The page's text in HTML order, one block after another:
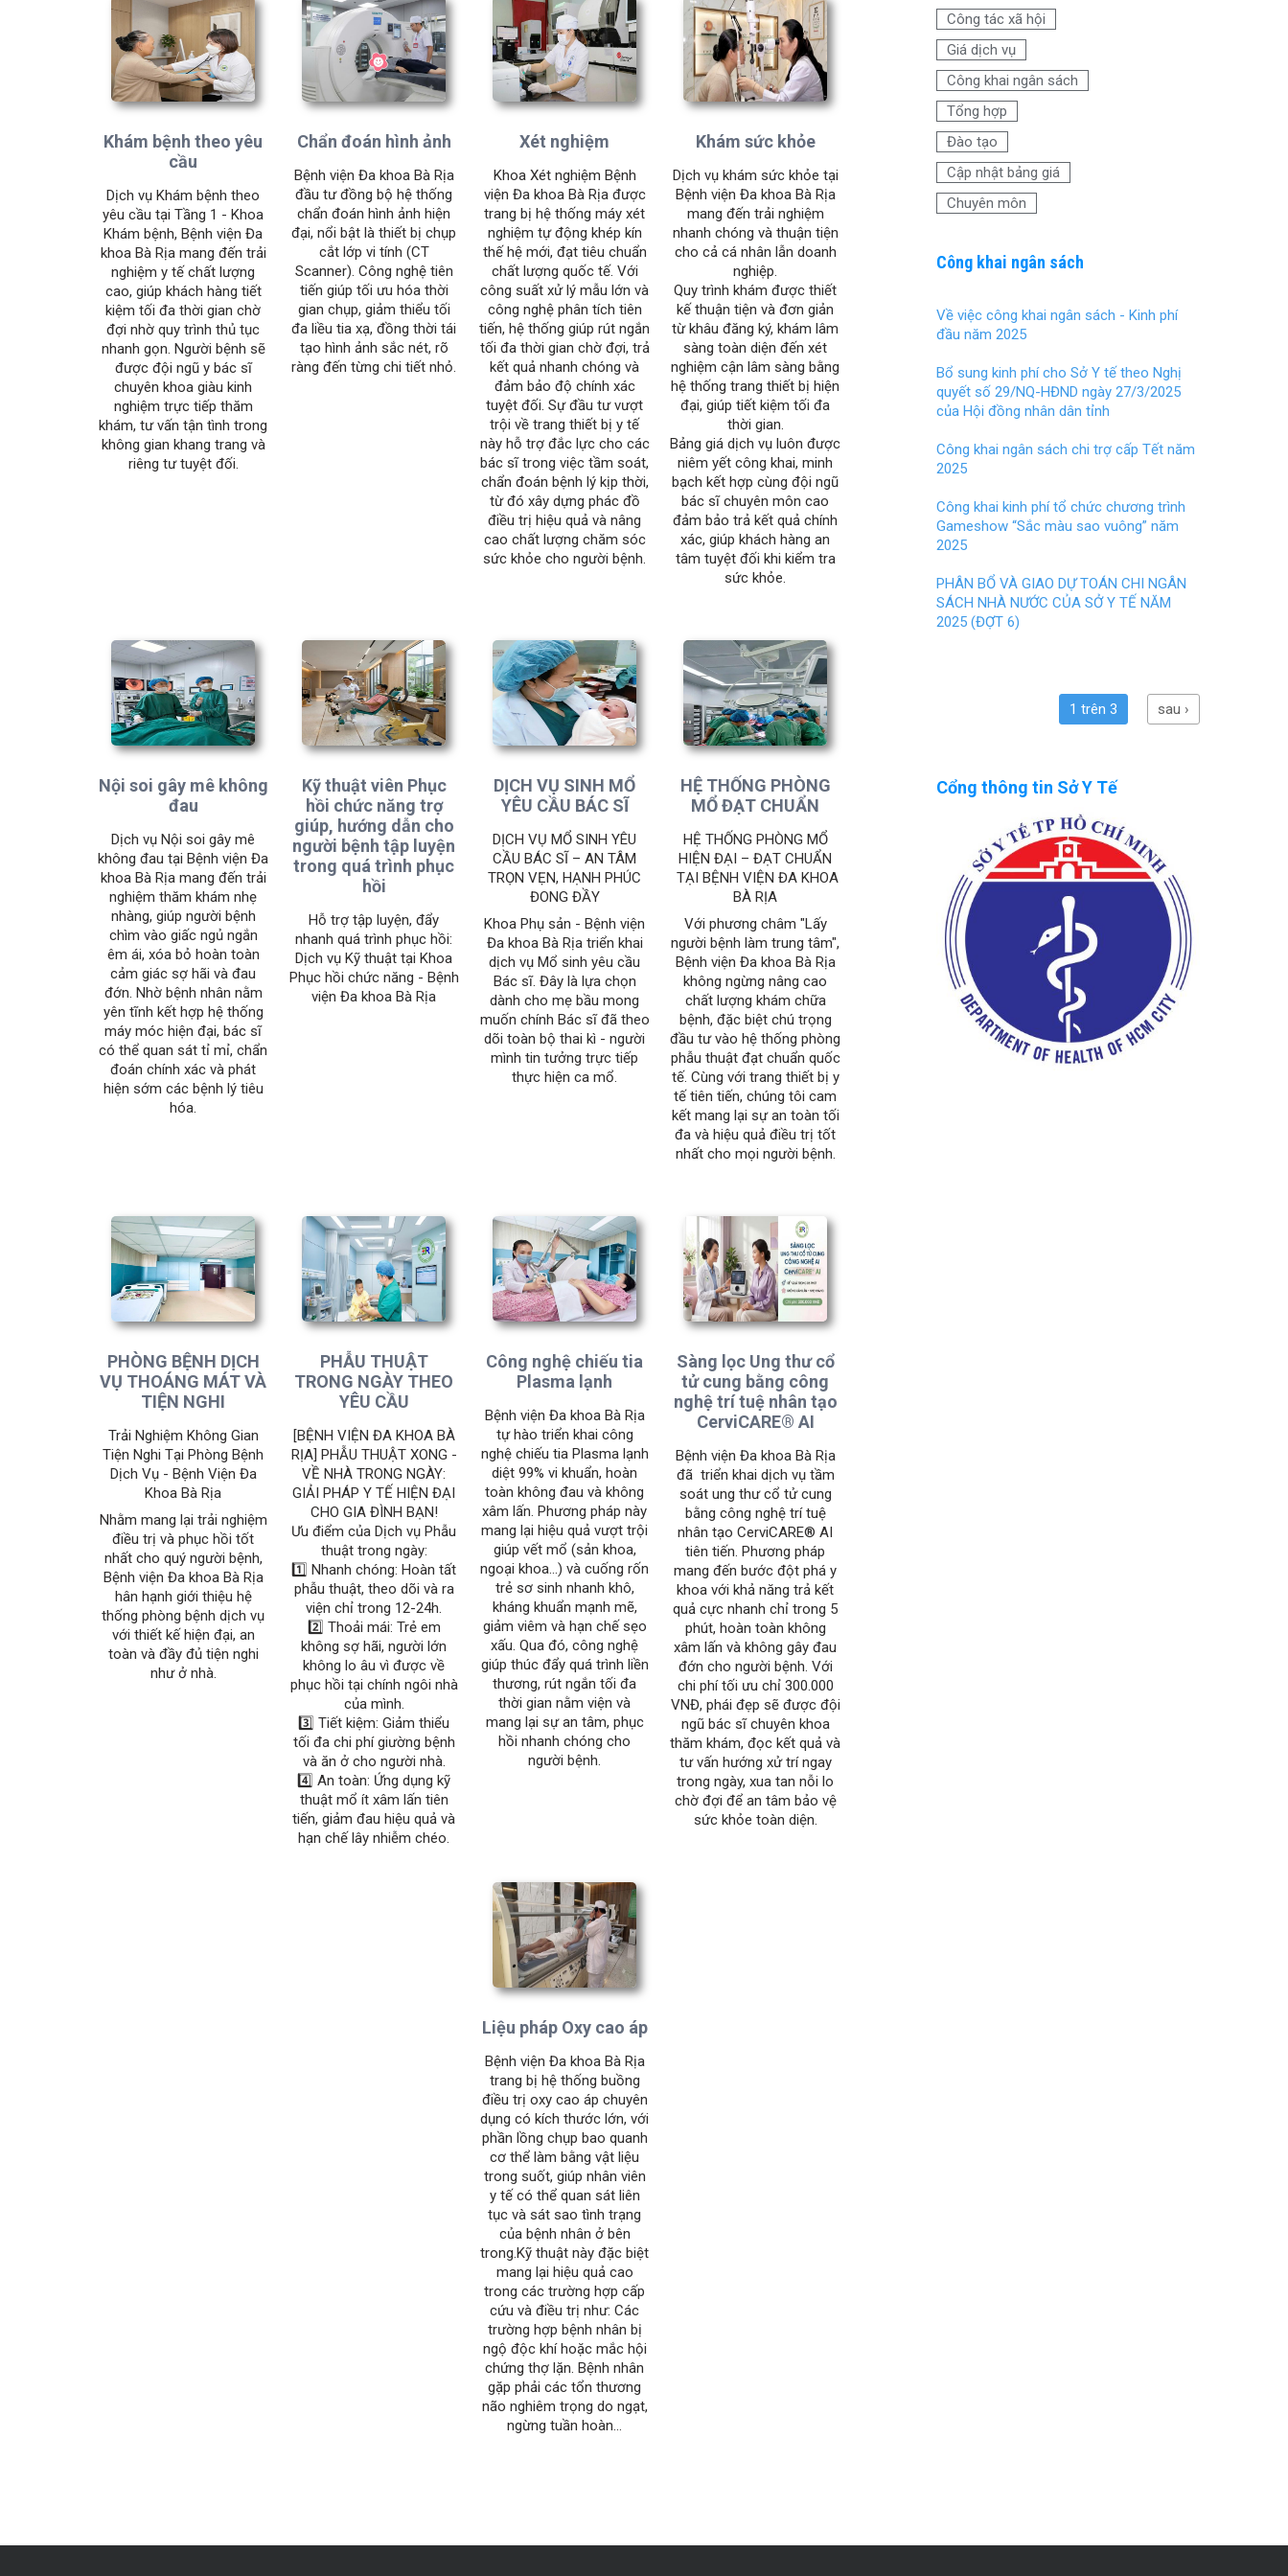
Khám bệnh theo yêu
cầu
Dịch vụ Khám bệnh theo
yêu cầu tại Tầng 1 - Khoa
Khám bệnh, Bệnh viện Đa
khoa Bà Rịa mang đến trải
nghiệm y tế chất lượng
cao, giúp khách hàng tiết
kiệm tối đa thời gian chờ
đợi nhờ quy trình thủ tục
nhanh gọn. Người bệnh sẽ
được đội ngũ y bác sĩ
chuyên khoa giàu kinh
nghiệm trực tiếp thăm
khám, tư vấn tận tình trong
không gian khang trang và
riêng tư tuyệt đối.
Chẩn đoán hình ảnh
Bệnh viện Đa khoa Bà Rịa
đầu tư đồng bộ hệ thống
chẩn đoán hình ảnh hiện
đại, nổi bật là thiết bị chụp
cắt lớp vi tính (CT
Scanner). Công nghệ tiên
tiến giúp tối ưu hóa thời
gian chụp, giảm thiểu tối
đa liều tia xạ, đồng thời tái
tạo hình ảnh sắc nét, rõ
ràng đến từng chi tiết nhỏ.
Xét nghiệm
Khoa Xét nghiệm Bệnh
viện Đa khoa Bà Rịa được
trang bị hệ thống máy xét
nghiệm tự động khép kín
thế hệ mới, đạt tiêu chuẩn
chất lượng quốc tế. Với
công suất xử lý mẫu lớn và
công nghệ phân tích tiên
tiến, hệ thống giúp rút ngắn
tối đa thời gian chờ đợi, trả
kết quả nhanh chóng và
đảm bảo độ chính xác
tuyệt đối. Sự đầu tư vượt
trội về trang thiết bị y tế
này hỗ trợ đắc lực cho các
bác sĩ trong việc tầm soát,
chẩn đoán bệnh lý kịp thời,
từ đó xây dựng phác đồ
điều trị hiệu quả và nâng
cao chất lượng chăm sóc
sức khỏe cho người bệnh.
Khám sức khỏe
Dịch vụ khám sức khỏe tại
Bệnh viện Đa khoa Bà Rịa
mang đến trải nghiệm
nhanh chóng và thuận tiện
cho cả cá nhân lẫn doanh
nghiệp.
Quy trình khám được thiết
kế thuận tiện và đơn giản
từ khâu đăng ký, khám lâm
sàng toàn diện đến xét
nghiệm cận lâm sàng bằng
hệ thống trang thiết bị hiện
đại, giúp tiết kiệm tối đa
thời gian.
Bảng giá dịch vụ luôn được
niêm yết công khai, minh
bạch kết hợp cùng đội ngũ
bác sĩ chuyên môn cao
đảm bảo trả kết quả chính
xác, giúp khách hàng an
tâm tuyệt đối khi kiểm tra
sức khỏe.
Nội soi gây mê không
đau
Dịch vụ Nội soi gây mê
không đau tại Bệnh viện Đa
khoa Bà Rịa mang đến trải
nghiệm thăm khám nhẹ
nhàng, giúp người bệnh
chìm vào giấc ngủ ngắn
êm ái, xóa bỏ hoàn toàn
cảm giác sợ hãi và đau
đớn. Nhờ bệnh nhân nằm
yên tĩnh kết hợp hệ thống
máy móc hiện đại, bác sĩ
có thể quan sát tỉ mỉ, chẩn
đoán chính xác và phát
hiện sớm các bệnh lý tiêu
hóa.
Kỹ thuật viên Phục
hồi chức năng trợ
giúp, hướng dẫn cho
người bệnh tập luyện
trong quá trình phục
hồi
Hỗ trợ tập luyện, đẩy
nhanh quá trình phục hồi:
Dịch vụ Kỹ thuật tại Khoa
Phục hồi chức năng - Bệnh
viện Đa khoa Bà Rịa
DỊCH VỤ SINH MỔ
YÊU CẦU BÁC SĨ
DỊCH VỤ MỔ SINH YÊU
CẦU BÁC SĨ – AN TÂM
TRỌN VẸN, HẠNH PHÚC
ĐONG ĐẦY
​Khoa Phụ sản - Bệnh viện
Đa khoa Bà Rịa triển khai
dịch vụ Mổ sinh yêu cầu
Bác sĩ. Đây là lựa chọn
dành cho mẹ bầu mong
muốn chính Bác sĩ đã theo
dõi toàn bộ thai kì - người
mình tin tưởng trực tiếp
thực hiện ca mổ.
HỆ THỐNG PHÒNG
MỔ ĐẠT CHUẨN
HỆ THỐNG PHÒNG MỔ
HIỆN ĐẠI – ĐẠT CHUẨN
TẠI BỆNH VIỆN ĐA KHOA
BÀ RỊA
​Với phương châm "Lấy
người bệnh làm trung tâm",
Bệnh viện Đa khoa Bà Rịa
không ngừng nâng cao
chất lượng khám chữa
bệnh, đặc biệt chú trọng
đầu tư vào hệ thống phòng
phẫu thuật đạt chuẩn quốc
tế. Cùng với trang thiết bị y
tế tiên tiến, chúng tôi cam
kết mang lại sự an toàn tối
đa và hiệu quả điều trị tốt
nhất cho mọi người bệnh.
PHÒNG BỆNH DỊCH
VỤ THOÁNG MÁT VÀ
TIỆN NGHI
Trải Nghiệm Không Gian
Tiện Nghi Tại Phòng Bệnh
Dịch Vụ - Bệnh Viện Đa
Khoa Bà Rịa
​Nhằm mang lại trải nghiệm
điều trị và phục hồi tốt
nhất cho quý người bệnh,
Bệnh viện Đa khoa Bà Rịa
hân hạnh giới thiệu hệ
thống phòng bệnh dịch vụ
với thiết kế hiện đại, an
toàn và đầy đủ tiện nghi
như ở nhà.
PHẪU THUẬT
TRONG NGÀY THEO
YÊU CẦU
[BỆNH VIỆN ĐA KHOA BÀ
RỊA] PHẪU THUẬT XONG -
VỀ NHÀ TRONG NGÀY:
GIẢI PHÁP Y TẾ HIỆN ĐẠI
CHO GIA ĐÌNH BẠN!
Ưu điểm của Dịch vụ Phẫu
thuật trong ngày:
1️⃣ Nhanh chóng: Hoàn tất
phẫu thuật, theo dõi và ra
viện chỉ trong 12-24h.
2️⃣ Thoải mái: Trẻ em
không sợ hãi, người lớn
không lo âu vì được về
phục hồi tại chính ngôi nhà
của mình.
3️⃣ Tiết kiệm: Giảm thiểu
tối đa chi phí giường bệnh
và ăn ở cho người nhà.
4️⃣ An toàn: Ứng dụng kỹ
thuật mổ ít xâm lấn tiên
tiến, giảm đau hiệu quả và
hạn chế lây nhiễm chéo.
Công nghệ chiếu tia
Plasma lạnh
Bệnh viện Đa khoa Bà Rịa
tự hào triển khai công
nghệ chiếu tia Plasma lạnh
diệt 99% vi khuẩn, hoàn
toàn không đau và không
xâm lấn. Phương pháp này
mang lại hiệu quả vượt trội
giúp vết mổ (sản khoa,
ngoại khoa...) và cuống rốn
trẻ sơ sinh nhanh khô,
kháng khuẩn mạnh mẽ,
giảm viêm và hạn chế sẹo
xấu. Qua đó, công nghệ
giúp thúc đẩy quá trình liền
thương, rút ngắn tối đa
thời gian nằm viện và
mang lại sự an tâm, phục
hồi nhanh chóng cho
người bệnh.
Sàng lọc Ung thư cổ
tử cung bằng công
nghệ trí tuệ nhân tạo
CerviCARE® AI
Bệnh viện Đa khoa Bà Rịa
đã triển khai dịch vụ tầm
soát ung thư cổ tử cung
bằng công nghệ trí tuệ
nhân tạo CerviCARE® AI
tiên tiến. Phương pháp
mang đến bước đột phá y
khoa với khả năng trả kết
quả cực nhanh chỉ trong 5
phút, hoàn toàn không
xâm lấn và không gây đau
đớn cho người bệnh. Với
chi phí tối ưu chỉ 300.000
VNĐ, phái đẹp sẽ được đội
ngũ bác sĩ chuyên khoa
thăm khám, đọc kết quả và
tư vấn hướng xử trí ngay
trong ngày, xua tan nỗi lo
chờ đợi để an tâm bảo vệ
sức khỏe toàn diện.
Liệu pháp Oxy cao áp
Bệnh viện Đa khoa Bà Rịa
trang bị hệ thống buồng
điều trị oxy cao áp chuyên
dụng có kích thước lớn, với
phần lồng chụp bao quanh
cơ thể làm bằng vật liệu
trong suốt, giúp nhân viên
y tế có thể quan sát liên
tục và sát sao tình trạng
của bệnh nhân ở bên
trong.Kỹ thuật này đặc biệt
mang lại hiệu quả cao
trong các trường hợp cấp
cứu và điều trị như: ​Các
trường hợp bệnh nhân bị
ngộ độc khí hoặc mắc hội
chứng thợ lặn. ​Bệnh nhân
gặp phải các tổn thương
não nghiêm trọng do ngạt,
ngừng tuần hoàn...
o
o
k
t
Công tác xã hội
Giá dịch vụ
Công khai ngân sách
Tổng hợp
Đào tạo
Cập nhật bảng giá
Chuyên môn
Công khai ngân sách
Về việc công khai ngân sách - Kinh phí
đầu năm 2025
Bổ sung kinh phí cho Sở Y tế theo Nghị
quyết số 29/NQ-HĐND ngày 27/3/2025
của Hội đồng nhân dân tỉnh
Công khai ngân sách chi trợ cấp Tết năm
2025
Công khai kinh phí tổ chức chương trình
Gameshow “Sắc màu sao vuông” năm
2025
PHÂN BỔ VÀ GIAO DỰ TOÁN CHI NGÂN
SÁCH NHÀ NƯỚC CỦA SỞ Y TẾ NĂM
2025 (ĐỢT 6)
1 trên 3 sau ›
Cổng thông tin Sở Y Tế